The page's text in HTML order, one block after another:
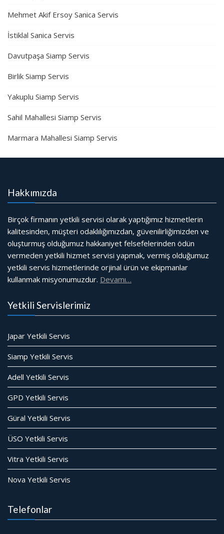
Mehmet Akif Ersoy Sanica Servis
İstiklal Sanica Servis
Davutpaşa Siamp Servis
Birlik Siamp Servis
Yakuplu Siamp Servis
Sahil Mahallesi Siamp Servis
Marmara Mahallesi Siamp Servis
Hakkımızda
Birçok firmanın yetkili servisi olarak yaptığımız hizmetlerin
kalitesinden, müşteri odaklılığımızdan, güvenilirliğimizden ve
oluşturmuş olduğumuz hakkaniyet felsefelerinden ödün
vermeden yetkili hizmet servisi yapmak, vermiş olduğumuz
yetkili servis hizmetlerinde orjinal ürün ve ekipmanlar
kullanmak misyonumuzdur. Devamı…
Yetkili Servislerimiz
Japar Yetkili Servis
Siamp Yetkili Servis
Adell Yetkili Servis
GPD Yetkili Servis
Güral Yetkili Servis
ÜSO Yetkili Servis
Vitra Yetkili Servis
Nova Yetkili Servis
Telefonlar